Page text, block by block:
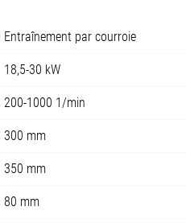
Entraînement par courroie
18,5-30 kW
200-1000 1/min
300 mm
350 mm
80 mm